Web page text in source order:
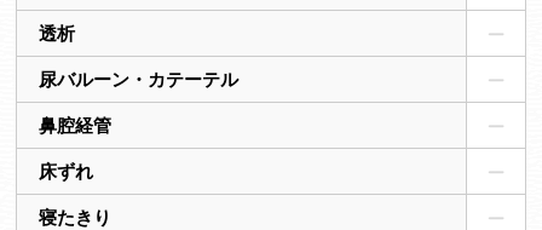
透析
尿バルーン・カテーテル
鼻腔経管
床ずれ
寝たきり